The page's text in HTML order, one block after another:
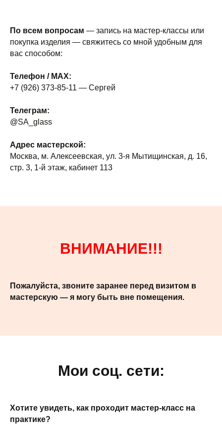
По всем вопросам — запись на мастер-классы или
покупка изделия — свяжитесь со мной удобным для
вас способом:
Телефон / MAX:
+7 (926) 373-85-11 — Сергей
Телеграм:
@SA_glass
Адрес мастерской:
Москва, м. Алексеевская, ул. 3-я Мытищинская, д. 16,
стр. 3, 1-й этаж, кабинет 113
ВНИМАНИЕ!!!
Пожалуйста, звоните заранее перед визитом в
мастерскую — я могу быть вне помещения.
Мои соц. сети:
Хотите увидеть, как проходит мастер-класс на
практике?